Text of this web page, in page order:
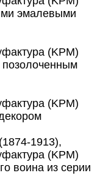
эмалевыми
(KPM)
(KPM)
1913),
(KPM)
воина из серии